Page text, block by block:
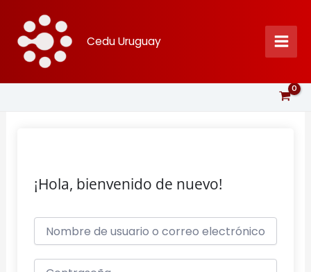
contenido
Cedu Uruguay
¡Hola, bienvenido de nuevo!